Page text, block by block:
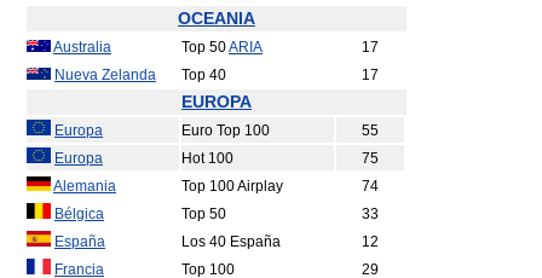
OCEANIA
Australia Top 50ARIA
17
Nueva Zelanda
Top 40 17
EUROPA
Europa Euro Top 100
55
Europa
Hot 100
75
Alemania
Top 100 Airplay
74
Bélgica
Top 50
33
España
Los 40 España
12
Francia
Top 100
29